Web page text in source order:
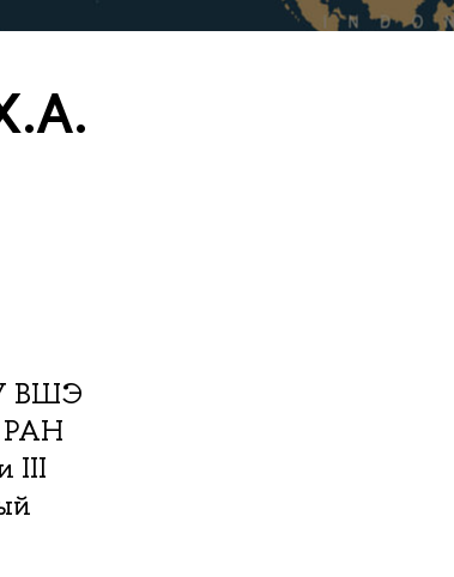
ВШЭ
РАН
III